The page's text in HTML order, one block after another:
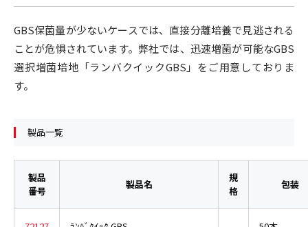
GBS保菌量が少ないケースでは、直接分離培養で見逃される
ことが危惧されています。弊社では、迅速増菌が可能なGBS
選択増菌培地「ランバクイックGBS」をご用意しておりま
す。
製品一覧
製品
番号
製品名
規
格
包装